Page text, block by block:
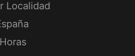
Localidad